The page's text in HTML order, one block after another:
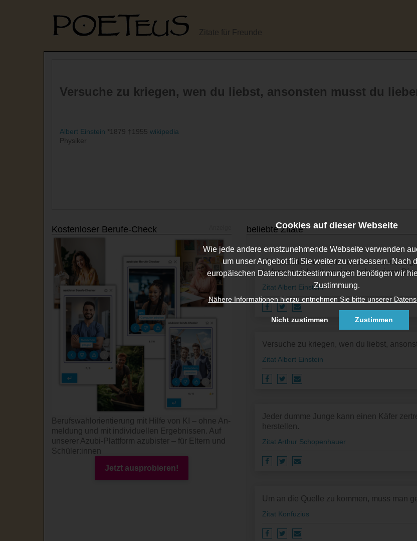
Cookies auf dieser Webseite
Wie jede andere ernstzunehmende Webseite verwenden
um unser Angebot für Sie weiter zu verbessern. Nach
europäischen Datenschutzbestimmungen benötigen wir
Zustimmung.
Nähere Informationen hierzu entnehmen Sie bitte unserer
Nicht zustimmen Zustimmen
Zitate für Freunde
Versuche zu kriegen, wen du liebst, ansonsten musst du
Albert Einstein *1879 †1955 wikipedia
Physiker
beliebte Zitate
Manche Männer bemühen sich
befassen sich mit weniger schwierigen
Zitat Albert Einstein
Versuche zu kriegen, wen du liebst,
Zitat Albert Einstein
Jeder dumme Junge kann einen Käfer
herstellen.
Zitat Arthur Schopenhauer
Um an die Quelle zu kommen, muss man
Zitat Konfuzius
Kostenloser Berufe-Check
Berufswahl­orientierung mit Hilfe von KI – ohne An­
mel­dung und mit indi­viduel­len Ergeb­nissen. Auf
unserer Azubi-Platt­form azubister – für Eltern und
Schüler:innen
Jetzt ausprobieren!